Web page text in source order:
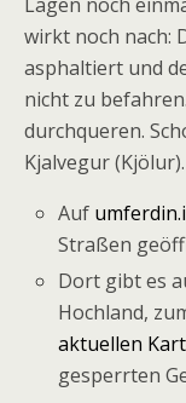
wirkt noch nach:
asphaltiert und
nicht zu
durchqueren.
Kjalvegur (Kjölur).
Auf
Straßen
Dort gibt es
Hochland,
aktuellen
gesperrten